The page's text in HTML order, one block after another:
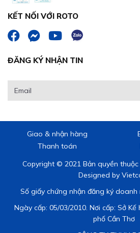
KẾT NỐI VỚI ROTO
ĐĂNG KÝ NHẬN TIN
Giao & nhận hàng
Thanh toán
Copyright © 2021 Bản quyền thuộc
Designed by
Số giấy chứng nhận đăng ký doanh
Ngày cấp: 05/03/2010. Nơi cấp: Sở
phố Cần Thơ